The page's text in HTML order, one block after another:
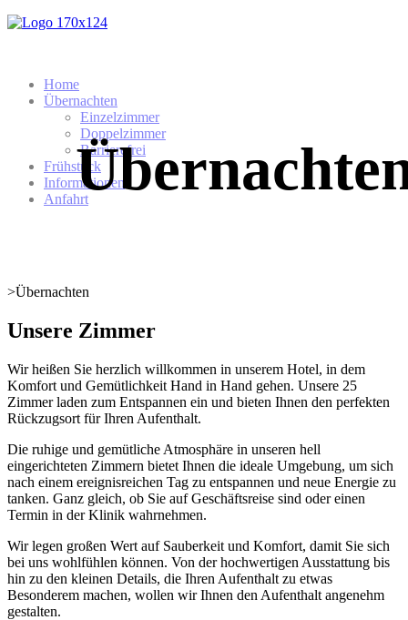
Home
Übernachten
Einzelzimmer
Doppelzimmer
Barrierefrei
Frühstück
Informationen
Anfahrt
>Übernachten
Unsere Zimmer
Wir heißen Sie herzlich willkommen in unserem Hotel, in dem
Komfort und Gemütlichkeit Hand in Hand gehen. Unsere 25
Zimmer laden zum Entspannen ein und bieten Ihnen den perfekten
Rückzugsort für Ihren Aufenthalt.
Die ruhige und gemütliche Atmosphäre in unseren hell
eingerichteten Zimmern bietet Ihnen die ideale Umgebung, um sich
nach einem ereignisreichen Tag zu entspannen und neue Energie zu
tanken. Ganz gleich, ob Sie auf Geschäftsreise sind oder einen
Termin in der Klinik wahrnehmen.
Wir legen großen Wert auf Sauberkeit und Komfort, damit Sie sich
bei uns wohlfühlen können. Von der hochwertigen Ausstattung bis
hin zu den kleinen Details, die Ihren Aufenthalt zu etwas
Besonderem machen, wollen wir Ihnen den Aufenthalt angenehm
gestalten.